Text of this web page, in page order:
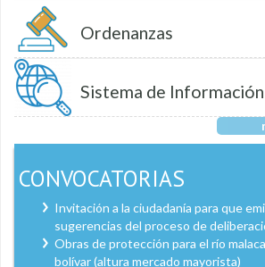
Ordenanzas
Sistema de
CONVOCATORIAS
Invitación a la ciudadanía para que
sugerencias del proceso de
Obras de protección para el río
bolívar (altura mercado mayorista)